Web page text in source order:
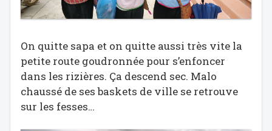
On quitte sapa et on quitte aussi très vite la
petite route goudronnée pour s’enfoncer
dans les rizières. Ça descend sec. Malo
chaussé de ses baskets de ville se retrouve
sur les fesses…